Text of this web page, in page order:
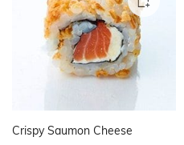
Crispy Saumon Cheese